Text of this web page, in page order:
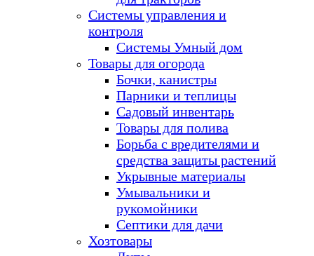
Системы управления и
контроля
Системы Умный дом
Товары для огорода
Бочки, канистры
Парники и теплицы
Садовый инвентарь
Товары для полива
Борьба с вредителями и
средства защиты растений
Укрывные материалы
Умывальники и
рукомойники
Септики для дачи
Хозтовары